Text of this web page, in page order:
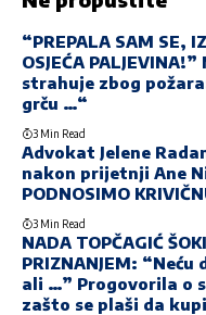
“PREPALA SAM SE,
OSJEĆA
strahuje zbog
grču …“
3 Min Read
Advokat Jelene
nakon prijetnji Ane
PODNOSIMO
3 Min Read
NADA TOPČAGIĆ
PRIZNANJEM: “Neću
ali …” Progovorila o
zašto se plaši da